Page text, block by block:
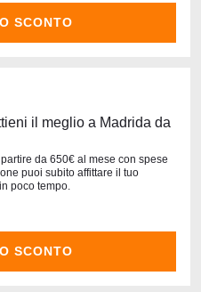
SCONTO
il meglio a Madrida da
da 650€ al mese con spese
puoi subito affittare il tuo
poco tempo.
SCONTO